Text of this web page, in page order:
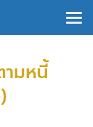
มหนี้
×